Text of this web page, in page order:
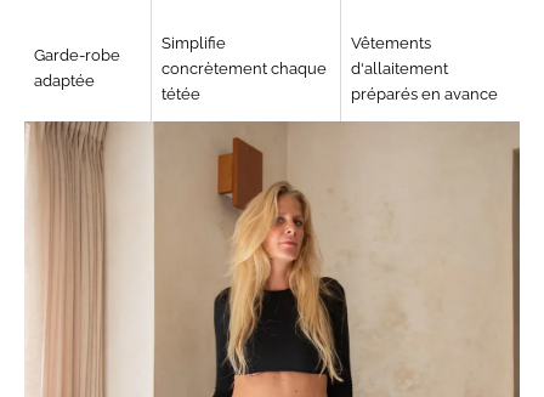
Garde-robe
adaptée
Simplifie
concrètement chaque
tétée
Vêtements
d'allaitement
préparés en avance